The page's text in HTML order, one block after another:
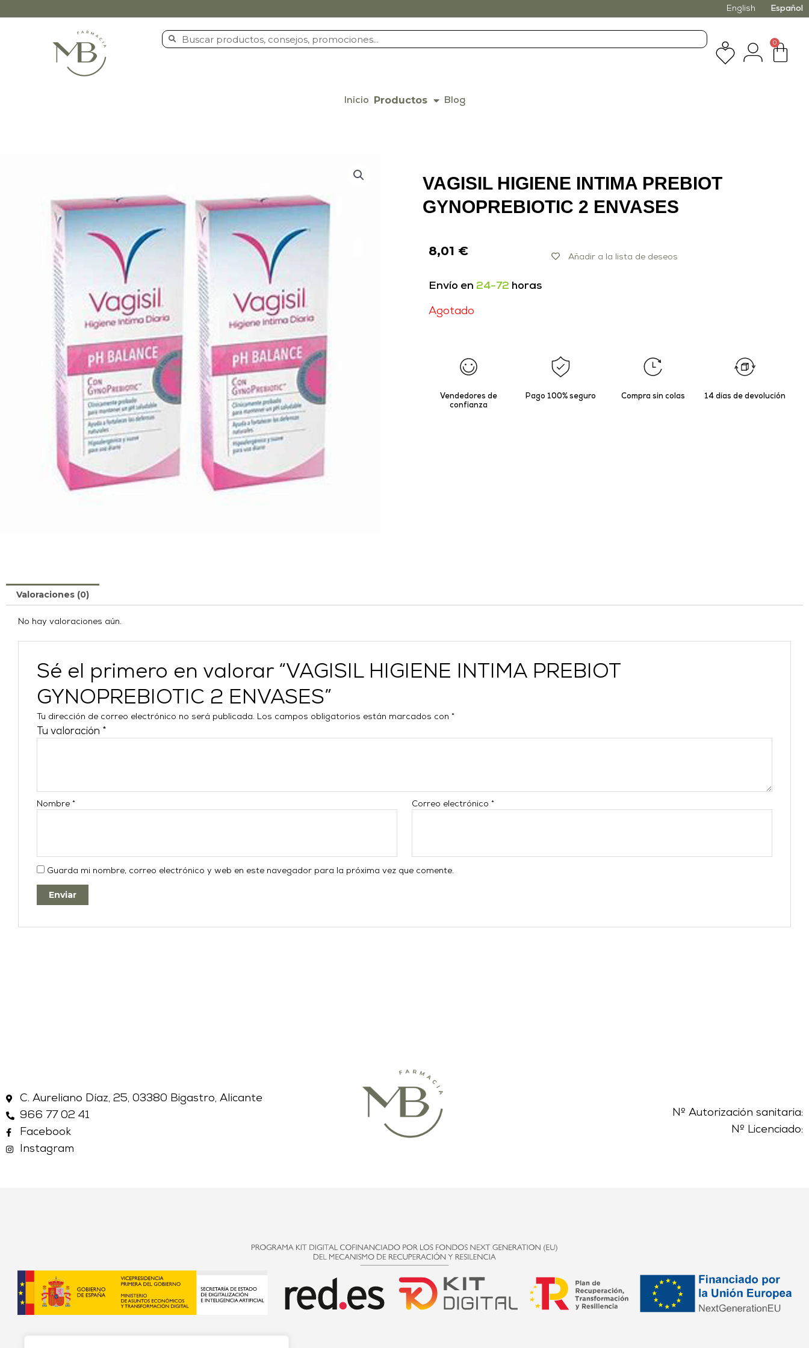
English Español
0
Inicio Productos Blog
VAGISIL HIGIENE INTIMA PREBIOT
GYNOPREBIOTIC 2 ENVASES
8,01 € Añadir a la lista de deseos
Envío en 24-72 horas
Agotado
Vendedores de
confianza
Pago 100% seguro Compra sin colas 14 días de devolución
Valoraciones (0)
No hay valoraciones aún.
Sé el primero en valorar “VAGISIL HIGIENE INTIMA PREBIOT
GYNOPREBIOTIC 2 ENVASES”
Tu dirección de correo electrónico no será publicada. Los campos obligatorios están marcados con*
Tu valoración *
Nombre* Correo electrónico*
Guarda mi nombre, correo electrónico y web en este navegador para la próxima vez que comente.
C. Aureliano Díaz, 25, 03380 Bigastro, Alicante
966 77 02 41
Facebook
Instagram
Nº Autorización sanitaria:
Nº Licenciado: